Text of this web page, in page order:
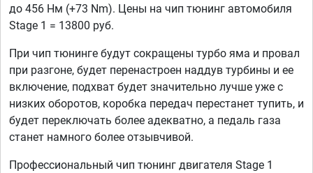
до 456 Нм (+73 Nm). Цены на чип тюнинг автомобиля
Stage 1 = 13800 руб.
При чип тюнинге будут сокращены турбо яма и провал
при разгоне, будет перенастроен наддув турбины и ее
включение, подхват будет значительно лучше уже с
низких оборотов, коробка передач перестанет тупить, и
будет переключать более адекватно, а педаль газа
станет намного более отзывчивой.
Профессиональный чип тюнинг двигателя Stage 1